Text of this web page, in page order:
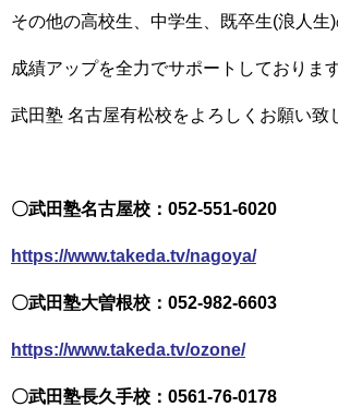
その他の高校生、中学生、既卒生(浪人生
成績アップを全力でサポートしております
武田塾 名古屋有松校をよろしくお願い致
〇武田塾名古屋校：052-551-6020
https://www.takeda.tv/nagoya/
〇武田塾大曽根校：052-982-6603
https://www.takeda.tv/ozone/
〇武田塾長久手校：0561-76-0178